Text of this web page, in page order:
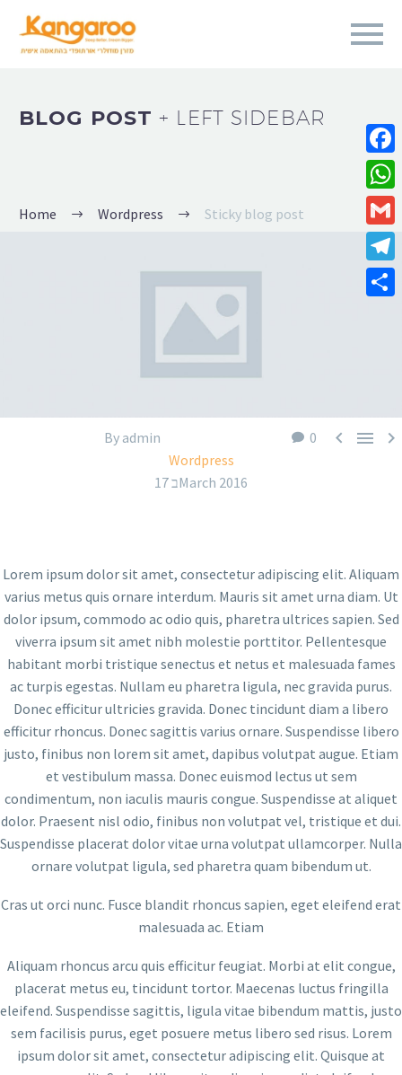
BLOG POST+ LEFT SIDEBAR
Home Wordpress Sticky blog post
0   
By admin
Wordpress
17 בMarch 2016
Lorem ipsum dolor sit amet, consectetur adipiscing elit. Aliquam
varius metus quis ornare interdum. Mauris sit amet urna diam. Ut
dolor ipsum, commodo ac odio quis, pharetra ultrices sapien. Sed
viverra ipsum sit amet nibh molestie porttitor. Pellentesque
habitant morbi tristique senectus et netus et malesuada fames
ac turpis egestas. Nullam eu pharetra ligula, nec gravida purus.
Donec efficitur ultricies gravida. Donec tincidunt diam a libero
efficitur rhoncus. Donec sagittis varius ornare. Suspendisse libero
justo, finibus non lorem sit amet, dapibus volutpat augue. Etiam
et vestibulum massa. Donec euismod lectus ut sem
condimentum, non iaculis mauris congue. Suspendisse at aliquet
dolor. Praesent nisl odio, finibus non volutpat vel, tristique et dui.
Suspendisse placerat dolor vitae urna volutpat ullamcorper. Nulla
ornare volutpat ligula, sed pharetra quam bibendum ut.
Cras ut orci nunc. Fusce blandit rhoncus sapien, eget eleifend erat
malesuada ac. Etiam
Aliquam rhoncus arcu quis efficitur feugiat. Morbi at elit congue,
placerat metus eu, tincidunt tortor. Maecenas luctus fringilla
eleifend. Suspendisse sagittis, ligula vitae bibendum mattis, justo
sem facilisis purus, eget posuere metus libero sed risus. Lorem
ipsum dolor sit amet, consectetur adipiscing elit. Quisque at